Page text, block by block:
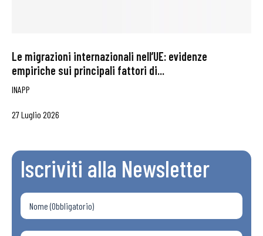
Le migrazioni internazionali nell’UE: evidenze
empiriche sui principali fattori di...
INAPP
27 Luglio 2026
Iscriviti alla Newsletter